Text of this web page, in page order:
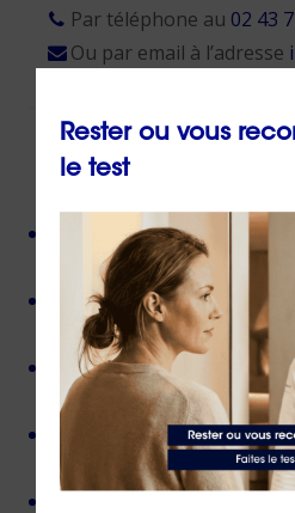
Par téléphone au 02 43
Ou par email à l’adresse
Plus de 800
présent(e)s partout en
Près de 50 000
sa création,
Des valeurs humanistes
non-jugement,
Une méthode créée par
psychologie,
Un organisme de
Rester ou vous
le test